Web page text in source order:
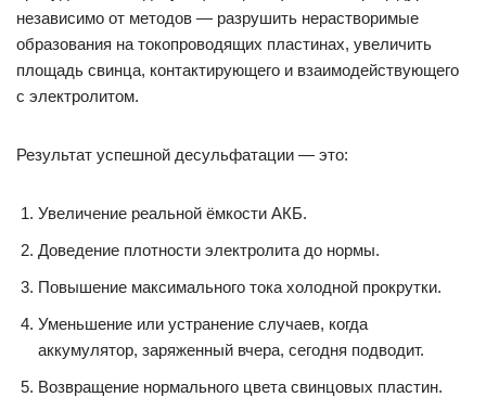
независимо от методов — разрушить нерастворимые
образования на токопроводящих пластинах, увеличить
площадь свинца, контактирующего и взаимодействующего
с электролитом.
Результат успешной десульфатации — это:
Увеличение реальной ёмкости АКБ.
Доведение плотности электролита до нормы.
Повышение максимального тока холодной прокрутки.
Уменьшение или устранение случаев, когда
аккумулятор, заряженный вчера, сегодня подводит.
Возвращение нормального цвета свинцовых пластин.